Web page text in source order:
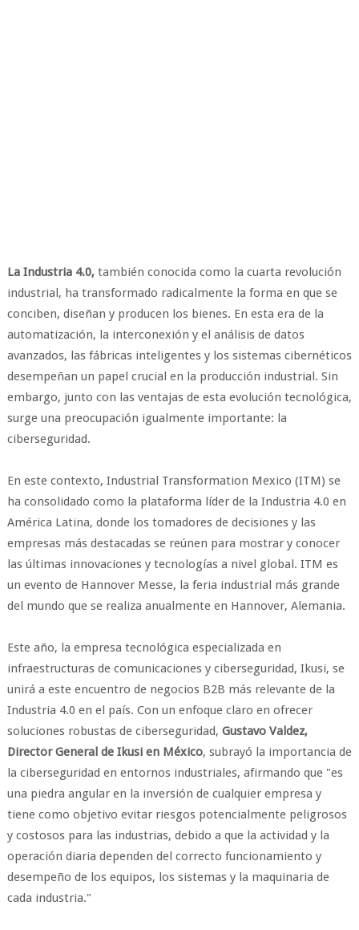
La Industria 4.0, también conocida como la cuarta revolución
industrial, ha transformado radicalmente la forma en que se
conciben, diseñan y producen los bienes. En esta era de la
automatización, la interconexión y el análisis de datos
avanzados, las fábricas inteligentes y los sistemas cibernéticos
desempeñan un papel crucial en la producción industrial. Sin
embargo, junto con las ventajas de esta evolución tecnológica,
surge una preocupación igualmente importante: la
ciberseguridad.
En este contexto, Industrial Transformation Mexico (ITM) se
ha consolidado como la plataforma líder de la Industria 4.0 en
América Latina, donde los tomadores de decisiones y las
empresas más destacadas se reúnen para mostrar y conocer
las últimas innovaciones y tecnologías a nivel global. ITM es
un evento de Hannover Messe, la feria industrial más grande
del mundo que se realiza anualmente en Hannover, Alemania.
Este año, la empresa tecnológica especializada en
infraestructuras de comunicaciones y ciberseguridad, Ikusi, se
unirá a este encuentro de negocios B2B más relevante de la
Industria 4.0 en el país. Con un enfoque claro en ofrecer
soluciones robustas de ciberseguridad, Gustavo Valdez,
Director General de Ikusi en México, subrayó la importancia de
la ciberseguridad en entornos industriales, afirmando que "es
una piedra angular en la inversión de cualquier empresa y
tiene como objetivo evitar riesgos potencialmente peligrosos
y costosos para las industrias, debido a que la actividad y la
operación diaria dependen del correcto funcionamiento y
desempeño de los equipos, los sistemas y la maquinaria de
cada industria."